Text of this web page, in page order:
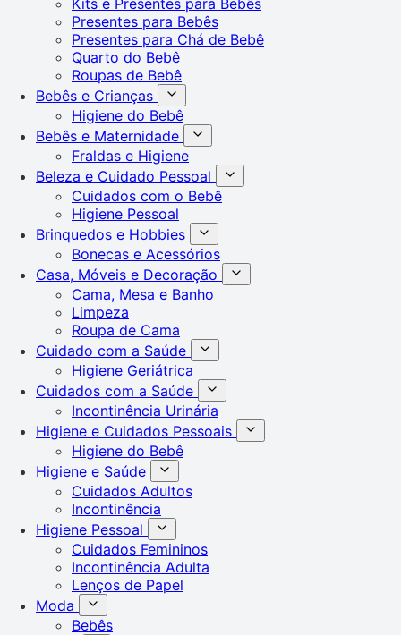
Presentes para Bebês
Presentes para Chá de Bebê
Quarto do Bebê
Roupas de Bebê
Bebês e Crianças
Higiene do Bebê
Bebês e Maternidade
Fraldas e Higiene
Beleza e Cuidado Pessoal
Cuidados com o Bebê
Higiene Pessoal
Brinquedos e Hobbies
Bonecas e Acessórios
Casa, Móveis e Decoração
Cama, Mesa e Banho
Limpeza
Roupa de Cama
Cuidado com a Saúde
Higiene Geriátrica
Cuidados com a Saúde
Incontinência Urinária
Higiene e Cuidados Pessoais
Higiene do Bebê
Higiene e Saúde
Cuidados Adultos
Incontinência
Higiene Pessoal
Cuidados Femininos
Incontinência Adulta
Lenços de Papel
Moda
Bebês